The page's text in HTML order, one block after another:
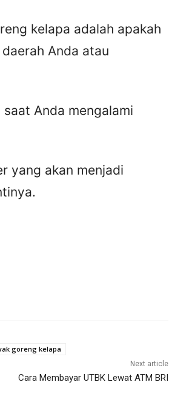
kelapa adalah apakah
Anda atau
Anda mengalami
yang akan menjadi
goreng kelapa
Next article
Cara Membayar UTBK Lewat ATM BRI